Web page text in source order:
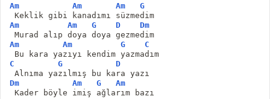
Am Am Am
G
Keklik gibi kanadımı süzmedim
Am
Am G D
Dm
Murad alıp doya doya gezmedim
Am
Am G
C
Bu kara yazıyı kendim yazmadım
C
G
D
Alnıma yazılmış bu kara yazı
Dm
Am G
Am
Kader böyle imiş ağlarım bazı